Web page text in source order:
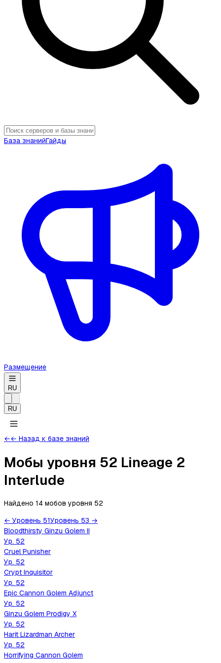
База знанийГайды
Размещение
RU
RU
←← Назад к базе знаний
Мобы уровня 52 Lineage 2
Interlude
Найдено 14 мобов уровня 52
← Уровень 51Уровень 53 →
Bloodthirsty Ginzu Golem II
Ур. 52
Cruel Punisher
Ур. 52
Crypt Inquisitor
Ур. 52
Epic Cannon Golem Adjunct
Ур. 52
Ginzu Golem Prodigy X
Ур. 52
Harit Lizardman Archer
Ур. 52
Horrifying Cannon Golem